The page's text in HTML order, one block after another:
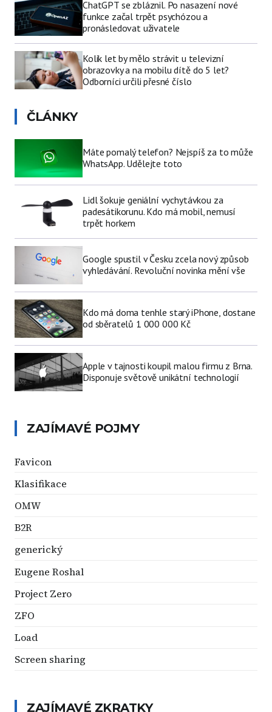
ChatGPT se zbláznil. Po nasazení nové
funkce začal trpět psychózou a
pronásledovat uživatele
Kolik let by mělo strávit u televizní
obrazovky a na mobilu dítě do 5 let?
Odborníci určili přesné číslo
ČLÁNKY
Máte pomalý telefon? Nejspíš za to může
WhatsApp. Udělejte toto
Lidl šokuje geniální vychytávkou za
padesátikorunu. Kdo má mobil, nemusí
trpět horkem
Google spustil v Česku zcela nový způsob
vyhledávání. Revoluční novinka mění vše
Kdo má doma tenhle starý iPhone, dostane
od sběratelů 1 000 000 Kč
Apple v tajnosti koupil malou firmu z Brna.
Disponuje světově unikátní technologií
ZAJÍMAVÉ POJMY
Favicon
Klasifikace
OMW
B2R
generický
Eugene Roshal
Project Zero
ZFO
Load
Screen sharing
ZAJÍMAVÉ ZKRATKY